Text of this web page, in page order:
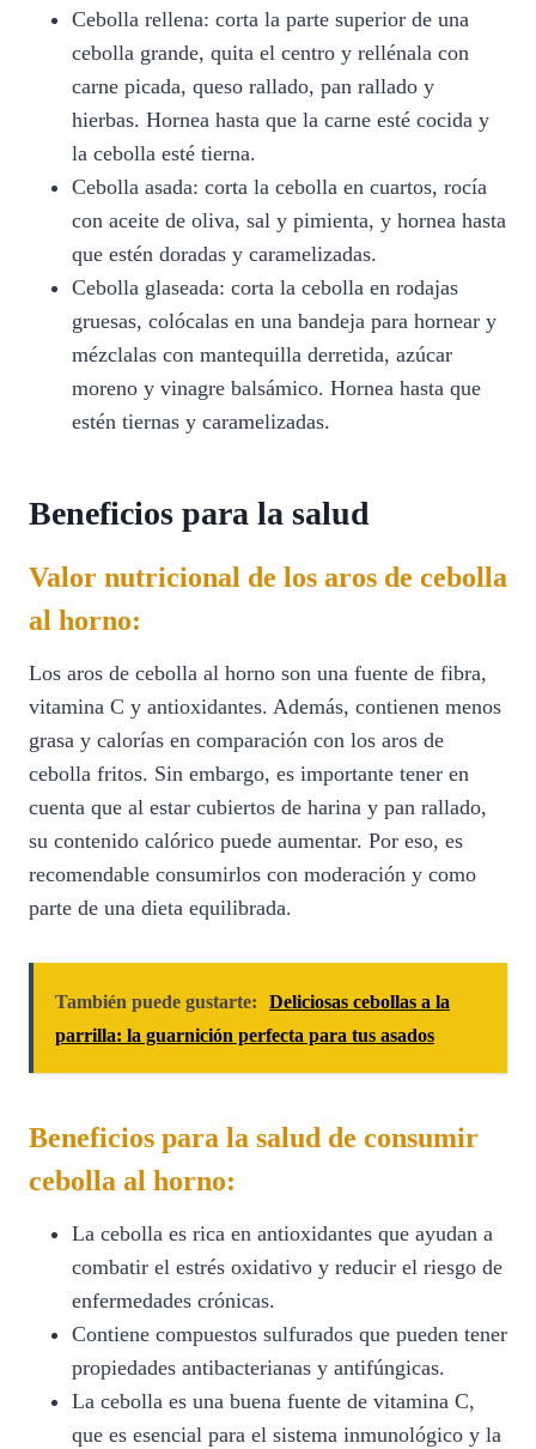
Cebolla rellena: corta la parte superior de una
cebolla grande, quita el centro y rellénala con
carne picada, queso rallado, pan rallado y
hierbas. Hornea hasta que la carne esté cocida y
la cebolla esté tierna.
Cebolla asada: corta la cebolla en cuartos, rocía
con aceite de oliva, sal y pimienta, y hornea hasta
que estén doradas y caramelizadas.
Cebolla glaseada: corta la cebolla en rodajas
gruesas, colócalas en una bandeja para hornear y
mézclalas con mantequilla derretida, azúcar
moreno y vinagre balsámico. Hornea hasta que
estén tiernas y caramelizadas.
Beneficios para la salud
Valor nutricional de los aros de cebolla
al horno:
Los aros de cebolla al horno son una fuente de fibra,
vitamina C y antioxidantes. Además, contienen menos
grasa y calorías en comparación con los aros de
cebolla fritos. Sin embargo, es importante tener en
cuenta que al estar cubiertos de harina y pan rallado,
su contenido calórico puede aumentar. Por eso, es
recomendable consumirlos con moderación y como
parte de una dieta equilibrada.
También puede gustarte:
Deliciosas cebollas a la
parrilla: la guarnición perfecta para tus asados
Beneficios para la salud de consumir
cebolla al horno:
La cebolla es rica en antioxidantes que ayudan a
combatir el estrés oxidativo y reducir el riesgo de
enfermedades crónicas.
Contiene compuestos sulfurados que pueden tener
propiedades antibacterianas y antifúngicas.
La cebolla es una buena fuente de vitamina C,
que es esencial para el sistema inmunológico y la